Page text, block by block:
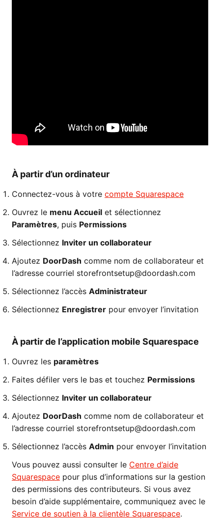
À partir d’un ordinateur
Connectez-vous à votre compte Squarespace
Ouvrez le menu Accueil et sélectionnez
Paramètres, puis Permissions
Sélectionnez Inviter un collaborateur
Ajoutez DoorDash comme nom de collaborateur et
l’adresse courriel storefrontsetup@doordash.com
Sélectionnez l’accès Administrateur
Sélectionnez Enregistrer pour envoyer l’invitation
À partir de l’application mobile Squarespace
Ouvrez les paramètres
Faites défiler vers le bas et touchez Permissions
Sélectionnez Inviter un collaborateur
Ajoutez DoorDash comme nom de collaborateur et
l’adresse courriel storefrontsetup@doordash.com
Sélectionnez l’accès Admin pour envoyer l’invitation
Vous pouvez aussi consulter le Centre d’aide
Squarespace pour plus d’informations sur la gestion
des permissions des contributeurs. Si vous avez
besoin d’aide supplémentaire, communiquez avec le
Service de soutien à la clientèle Squarespace.